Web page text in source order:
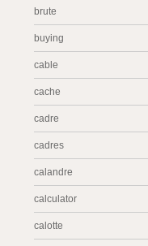
brute
buying
cable
cache
cadre
cadres
calandre
calculator
calotte